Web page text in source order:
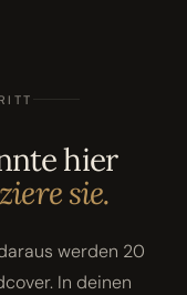
hier
sie.
werden 20
In deinen